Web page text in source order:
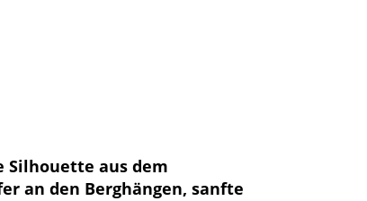
Silhouette aus dem
an den Berghängen, sanfte